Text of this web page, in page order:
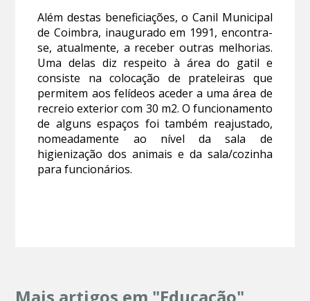
Além destas beneficiações, o Canil Municipal
de Coimbra, inaugurado em 1991, encontra-
se, atualmente, a receber outras melhorias.
Uma delas diz respeito à área do gatil e
consiste na colocação de prateleiras que
permitem aos felídeos aceder a uma área de
recreio exterior com 30 m2. O funcionamento
de alguns espaços foi também reajustado,
nomeadamente ao nível da sala de
higienização dos animais e da sala/cozinha
para funcionários.